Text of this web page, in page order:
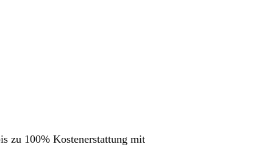
zu 100% Kostenerstattung mit